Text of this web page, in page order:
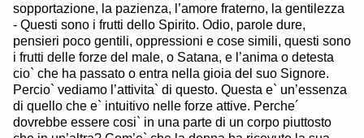
sopportazione, la pazienza, l’amore fraterno, la gentilezza
- Questi sono i frutti dello Spirito. Odio, parole dure,
pensieri poco gentili, oppressioni e cose simili, questi sono
i frutti delle forze del male, o Satana, e l’anima o detesta
cio` che ha passato o entra nella gioia del suo Signore.
Percio` vediamo l’attivita` di questo. Questa e` un’essenza
di quello che e` intuitivo nelle forze attive. Perche´
dovrebbe essere cosi` in una parte di un corpo piuttosto